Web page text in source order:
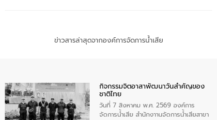
ข่าวสารล่าสุดจากองค์การจัดการน้ำเสีย
กิจกรรมจิตอาสาพัฒนาวันสําคัญของ
ชาติไทย
วันที่ 7 สิงหาคม พ.ศ. 2569 องค์การ
จัดการน้ำเสีย สำนักงาานจัดการน้ำเสียสาขา